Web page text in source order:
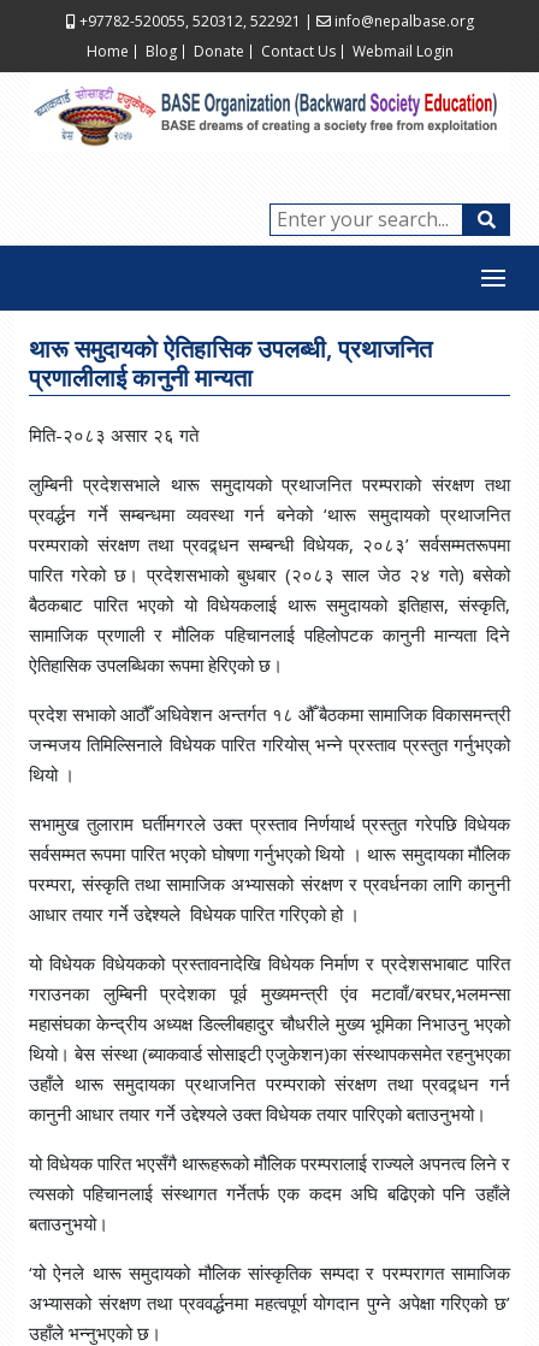
+97782-520055, 520312, 522921 |
info@nepalbase.org
Home
Blog Donate Contact Us Webmail Login
थारू समुदायकाे ऐतिहासिक उपलब्धी, प्रथाजनित
प्रणालीलाई कानुनी मान्यता
मिति-२०८३ असार २६ गते
लुम्बिनी प्रदेशसभाले थारू समुदायको प्रथाजनित परम्पराको संरक्षण तथा
प्रवर्द्धन गर्ने सम्बन्धमा व्यवस्था गर्न बनेको ‘थारू समुदायको प्रथाजनित
परम्पराको संरक्षण तथा प्रवद्र्धन सम्बन्धी विधेयक, २०८३’ सर्वसम्मतरूपमा
पारित गरेको छ। प्रदेशसभाको बुधबार (२०८३ साल जेठ २४ गते) बसेको
बैठकबाट पारित भएको यो विधेयकलाई थारू समुदायको इतिहास, संस्कृति,
सामाजिक प्रणाली र मौलिक पहिचानलाई पहिलोपटक कानुनी मान्यता दिने
ऐतिहासिक उपलब्धिका रूपमा हेरिएको छ।
प्रदेश सभाको आठौँ अधिवेशन अन्तर्गत १८ औँ बैठकमा सामाजिक विकासमन्त्री
जन्मजय तिमिल्सिनाले विधेयक पारित गरियोस् भन्ने प्रस्ताव प्रस्तुत गर्नुभएको
थियो ।
सभामुख तुलाराम घर्तीमगरले उक्त प्रस्ताव निर्णयार्थ प्रस्तुत गरेपछि विधेयक
सर्वसम्मत रूपमा पारित भएको घोषणा गर्नुभएको थियो । थारू समुदायका मौलिक
परम्परा, संस्कृति तथा सामाजिक अभ्यासको संरक्षण र प्रवर्धनका लागि कानुनी
आधार तयार गर्ने उद्देश्यले विधेयक पारित गरिएको हो ।
यो विधेयक विधेयकको प्रस्तावनादेखि विधेयक निर्माण र प्रदेशसभाबाट पारित
गराउनका लुम्बिनी प्रदेशका पूर्व मुख्यमन्त्री एंव मटावाँ/बरघर,भलमन्सा
महासंघका केन्द्रीय अध्यक्ष डिल्लीबहादुर चौधरीले मुख्य भूमिका निभाउनु भएको
थियो। बेस संस्था (ब्याकवार्ड सोसाइटी एजुकेशन)का संस्थापकसमेत रहनुभएका
उहाँले थारू समुदायका प्रथाजनित परम्पराको संरक्षण तथा प्रवद्र्धन गर्न
कानुनी आधार तयार गर्ने उद्देश्यले उक्त विधेयक तयार पारिएको बताउनुभयो।
यो विधेयक पारित भएसँगै थारूहरूको मौलिक परम्परालाई राज्यले अपनत्व लिने र
त्यसको पहिचानलाई संस्थागत गर्नेतर्फ एक कदम अघि बढिएको पनि उहाँले
बताउनुभयो।
‘यो ऐनले थारू समुदायको मौलिक सांस्कृतिक सम्पदा र परम्परागत सामाजिक
अभ्यासको संरक्षण तथा प्रववर्द्धनमा महत्वपूर्ण योगदान पुग्ने अपेक्षा गरिएको छ’
उहाँले भन्नुभएको छ।